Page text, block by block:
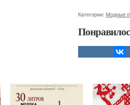
Категории: Модные